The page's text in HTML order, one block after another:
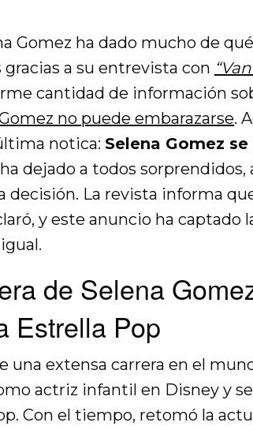
Gomez ha dado mucho de
gracias a su entrevista con
cantidad de información
no puede embarazarse.
notica:Selena Gomez
dejado a todos sorprendidos,
decisión. La revista informa
y este anuncio ha captado
de Selena
Estrella Pop
una extensa carrera en el
actriz infantil en Disney y
Con el tiempo, retomó la